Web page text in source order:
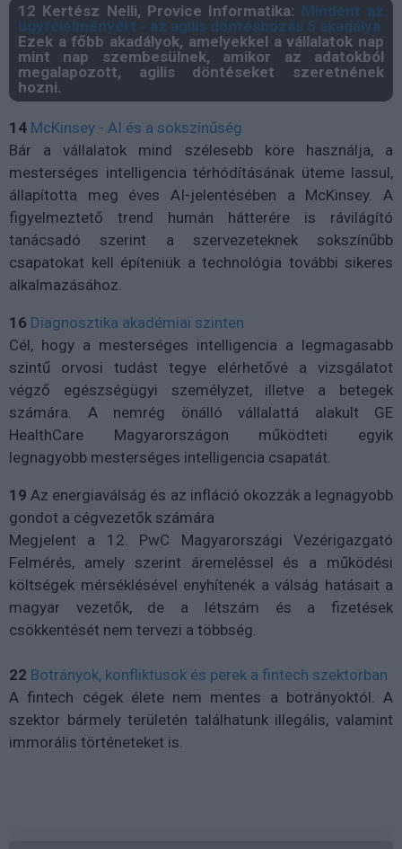
12 Kertész Nelli, Provice Informatika: Mindent az
ügyfélélményért - az agilis döntéshozás 5 akadálya
Ezek a főbb akadályok, amelyekkel a vállalatok nap
mint nap szembesülnek, amikor az adatokból
megalapozott, agilis döntéseket szeretnének
hozni.
14 McKinsey - AI és a sokszínűség
Bár a vállalatok mind szélesebb köre használja, a
mesterséges intelligencia térhódításának üteme lassul,
állapította meg éves AI-jelentésében a McKinsey. A
figyelmeztető trend humán hátterére is rávilágító
tanácsadó szerint a szervezeteknek sokszínűbb
csapatokat kell építeniük a technológia további sikeres
alkalmazásához.
16 Diagnosztika akadémiai szinten
Cél, hogy a mesterséges intelligencia a legmagasabb
szintű orvosi tudást tegye elérhetővé a vizsgálatot
végző egészségügyi személyzet, illetve a betegek
számára. A nemrég önálló vállalattá alakult GE
HealthCare Magyarországon működteti egyik
legnagyobb mesterséges intelligencia csapatát.
19 Az energiaválság és az infláció okozzák a legnagyobb
gondot a cégvezetők számára
Megjelent a 12. PwC Magyarországi Vezérigazgató
Felmérés, amely szerint áremeléssel és a működési
költségek mérséklésével enyhítenék a válság hatásait a
magyar vezetők, de a létszám és a fizetések
csökkentését nem tervezi a többség.
22 Botrányok, konfliktusok és perek a fintech szektorban
A fintech cégek élete nem mentes a botrányoktól. A
szektor bármely területén találhatunk illegális, valamint
immorális történeteket is.